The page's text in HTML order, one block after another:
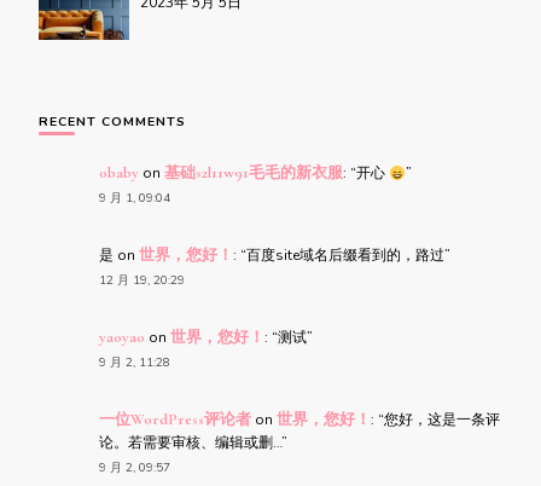
RECENT COMMENTS
obaby on 基础s2l11w91毛毛的新衣服: “开心 ”
9 月 1, 09:04
是 on 世界，您好！ : “百度site域名后缀看到的，路过”
12 月 19, 20:29
yaoyao on 世界，您好！ : “测试”
9 月 2, 11:28
一位WordPress评论者 on 世界，您好！ : “您好，这是一条评
论。若需要审核、编辑或删…”
9 月 2, 09:57